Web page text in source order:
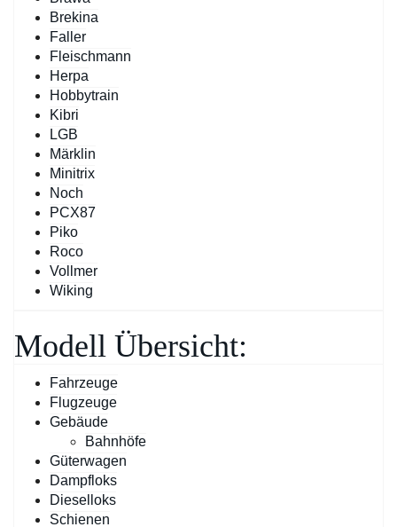
Brekina
Faller
Fleischmann
Herpa
Hobbytrain
Kibri
LGB
Märklin
Minitrix
Noch
PCX87
Piko
Roco
Vollmer
Wiking
Modell Übersicht:
Fahrzeuge
Flugzeuge
Gebäude
Bahnhöfe
Güterwagen
Dampfloks
Dieselloks
Schienen